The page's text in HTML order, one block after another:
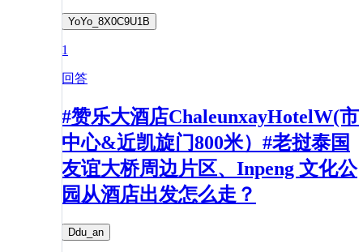
YoYo_8X0C9U1B
1
回答
#赞乐大酒店ChaleunxayHotelW(市
中心&近凯旋门800米）#老挝泰国
友谊大桥周边片区、Inpeng 文化公
园从酒店出发怎么走？
Ddu_an